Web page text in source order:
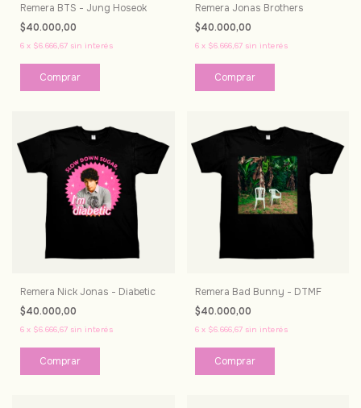
Remera BTS - Jung Hoseok
$40.000,00
6 x $6.666,67 sin interés
Comprar
Remera Jonas Brothers
$40.000,00
6 x $6.666,67 sin interés
Comprar
Remera Nick Jonas - Diabetic
$40.000,00
6 x $6.666,67 sin interés
Comprar
Remera Bad Bunny - DTMF
$40.000,00
6 x $6.666,67 sin interés
Comprar